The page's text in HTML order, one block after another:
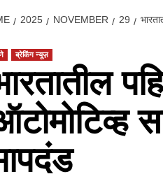
2025 NOVEMBER 29
ब्रेकिंग न्यूज़